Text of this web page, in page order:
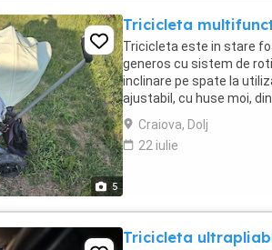
5
Tricicleta
Tricicleta este in stare
generos cu sistem de
inclinare pe spate la
ajustabil, cu huse moi,
cauciuc gonflabil ...
Craiova, Dolj
22 iulie
Tricicleta